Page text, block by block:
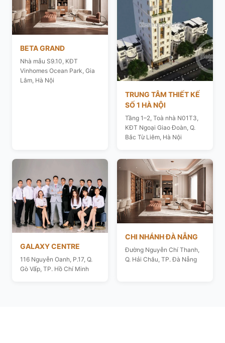
BETA GRAND
Nhà mẫu S9.10, KĐT
Vinhomes Ocean Park, Gia
Lâm, Hà Nội
TRUNG TÂM THIẾT KẾ
SỐ 1 HÀ NỘI
Tầng 1–2, Toà nhà N01T3,
KĐT Ngoại Giao Đoàn, Q.
Bắc Từ Liêm, Hà Nội
GALAXY CENTRE
116 Nguyễn Oanh, P.17, Q.
Gò Vấp, TP. Hồ Chí Minh
CHI NHÁNH ĐÀ NẴNG
Đường Nguyễn Chí Thanh,
Q. Hải Châu, TP. Đà Nẵng